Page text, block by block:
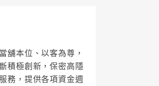
舖本位、以客為尊，
積極創新，保密高隱
務，提供各項資金週